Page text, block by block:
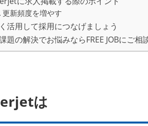
更新頻度を増やす
活用して採用につなげましょう
題の解決でお悩みならFREE JOBにご相
は